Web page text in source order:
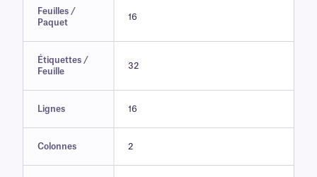
Feuilles /
Paquet
16
Étiquettes /
Feuille
32
Lignes 16
Colonnes 2